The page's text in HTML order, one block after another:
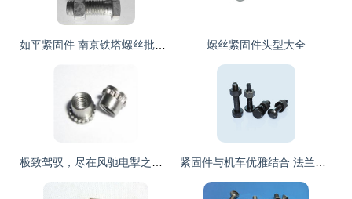
螺丝紧固件头型大全